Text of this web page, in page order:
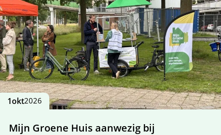
1okt2026
Mijn Groene Huis aanwezig bij